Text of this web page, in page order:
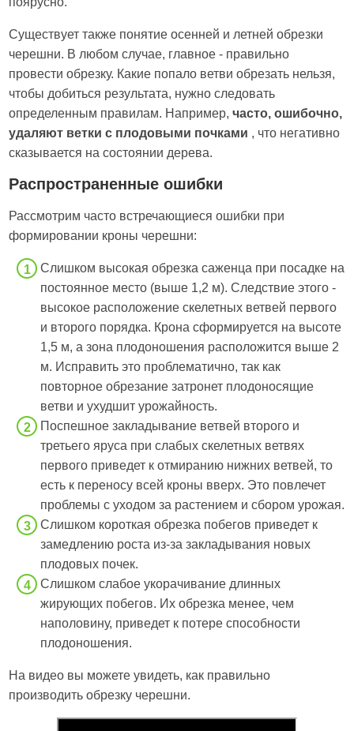
Существует также понятие осенней и летней обрезки
черешни. В любом случае, главное - правильно
провести обрезку. Какие попало ветви обрезать нельзя,
чтобы добиться результата, нужно следовать
определенным правилам. Например,часто, ошибочно,
удаляют ветки с плодовыми почками , что негативно
сказывается на состоянии дерева.
Распространенные ошибки
Рассмотрим часто встречающиеся ошибки при
формировании кроны черешни:
Слишком высокая обрезка саженца при посадке на
постоянное место (выше 1,2 м). Следствие этого -
высокое расположение скелетных ветвей первого
и второго порядка. Крона сформируется на высоте
1,5 м, а зона плодоношения расположится выше 2
м. Исправить это проблематично, так как
повторное обрезание затронет плодоносящие
ветви и ухудшит урожайность.
Поспешное закладывание ветвей второго и
третьего яруса при слабых скелетных ветвях
первого приведет к отмиранию нижних ветвей, то
есть к переносу всей кроны вверх. Это повлечет
проблемы с уходом за растением и сбором урожая.
Слишком короткая обрезка побегов приведет к
замедлению роста из-за закладывания новых
плодовых почек.
Слишком слабое укорачивание длинных
жирующих побегов. Их обрезка менее, чем
наполовину, приведет к потере способности
плодоношения.
На видео вы можете увидеть, как правильно
производить обрезку черешни.